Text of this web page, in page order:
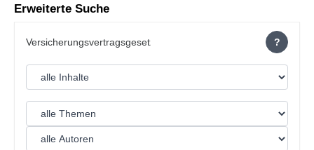
Erweiterte Suche
?